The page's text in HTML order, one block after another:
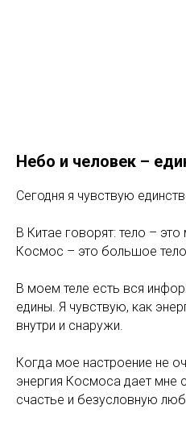
Небо и человек –
Сегодня я чувствую
В Китае говорят: тело –
Космос – это большое тело.
В моем теле есть вся
едины. Я чувствую, как
внутри и снаружи.
Когда мое настроение не
энергия Космоса дает мне
счастье и безусловную